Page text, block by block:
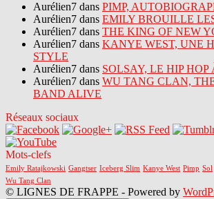
Aurélien7 dans PIMP,
Aurélien7 dans EMILY BROUILLE
Aurélien7 dans THE KING OF NEW
Aurélien7 dans KANYE WEST, UNE
STYLE
Aurélien7 dans SOLSAY, LE HIP
Aurélien7 dans WU TANG CLAN,
BAND ALIVE
Réseaux sociaux
Mots-clefs
Emily Ratajkowski Gangtser Iceberg Slim Kanye West Pimp Sol
Wu Tang Clan
© LIGNES DE FRAPPE - Powered by